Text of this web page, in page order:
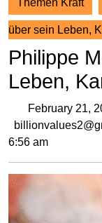
Themen Kraft
über sein Leben,
Philippe
Leben,
February 21,
6:56 am